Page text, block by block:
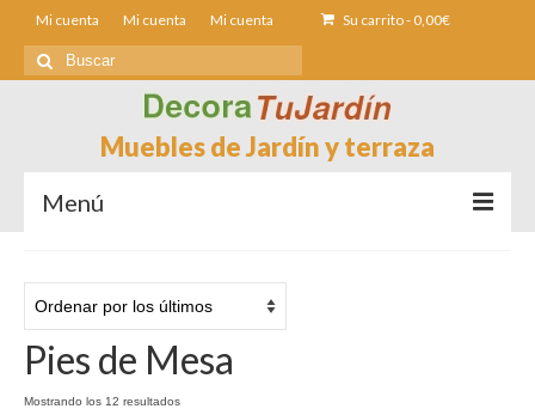
Mi cuenta Mi cuenta Mi cuenta Su carrito- 0,00€
Buscar
por:
Muebles de Jardín y terraza
Menú
Sillas de Jardin
Mesas de jardín
Pies de Mesa
Mostrando los 12 resultadosOrdenado